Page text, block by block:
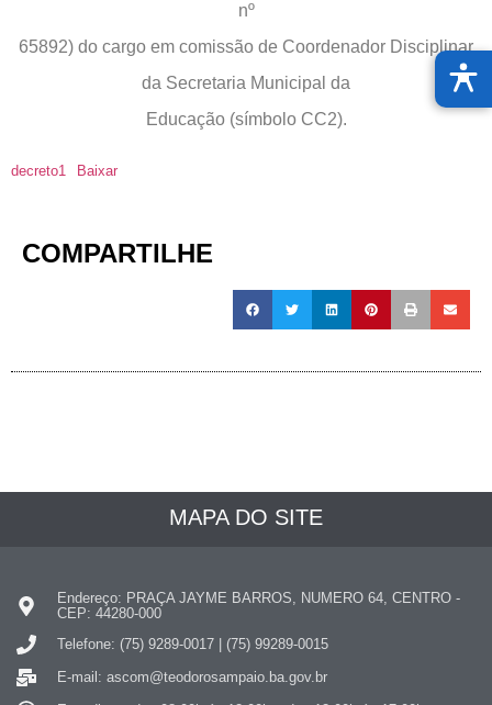
nº
65892) do cargo em comissão de Coordenador Disciplinar
da Secretaria Municipal da
Educação (símbolo CC2).
decreto1 Baixar
COMPARTILHE
MAPA DO SITE
Endereço: PRAÇA JAYME BARROS, NUMERO 64, CENTRO -
CEP: 44280-000
Telefone: (75) 9289-0017 | (75) 99289-0015
E-mail: ascom@teodorosampaio.ba.gov.br